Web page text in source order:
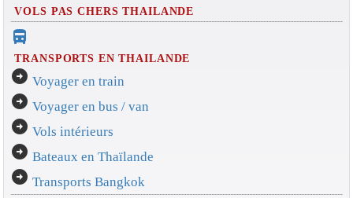
VOLS PAS CHERS THAILANDE
directions_bus_filled
TRANSPORTS EN THAILANDE
arrow_circle_right Voyager en train
arrow_circle_right Voyager en bus / van
arrow_circle_right Vols intérieurs
arrow_circle_right Bateaux en Thaïlande
arrow_circle_right Transports Bangkok